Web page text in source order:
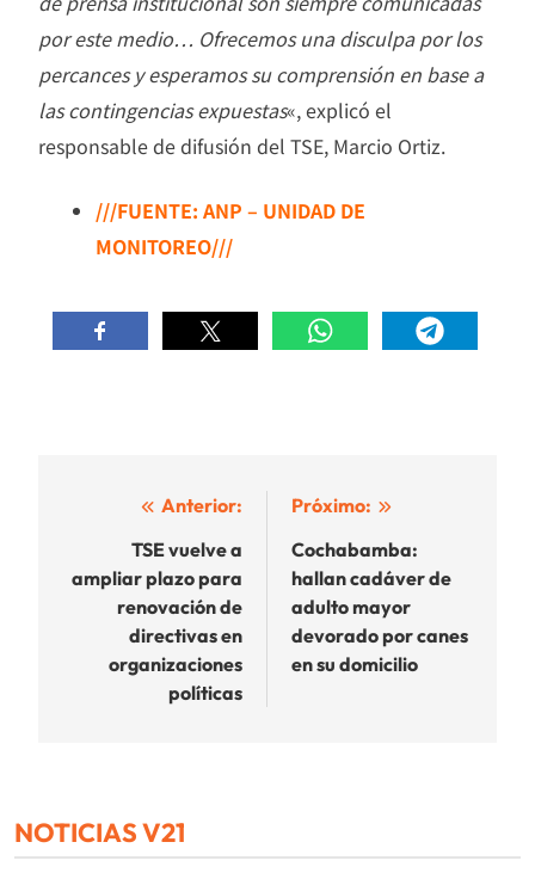
por este medio… Ofrecemos una disculpa por los
percances y esperamos su comprensión en base a
las contingencias expuestas«, explicó el
responsable de difusión del TSE, Marcio Ortiz.
///FUENTE: ANP – UNIDAD DE
MONITOREO///
Navegación
entradas
Anterior:
TSE vuelve a
ampliar plazo para
renovación de
directivas en
organizaciones
políticas
Próximo:
Cochabamba:
hallan cadáver de
adulto mayor
devorado por canes
en su domicilio
NOTICIAS V21